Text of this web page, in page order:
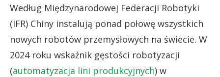
Według Międzynarodowej Federacji Robotyki
(IFR) Chiny instalują ponad połowę wszystkich
nowych robotów przemysłowych na świecie. W
2024 roku wskaźnik gęstości robotyzacji
(automatyzacja lini produkcyjnych) w